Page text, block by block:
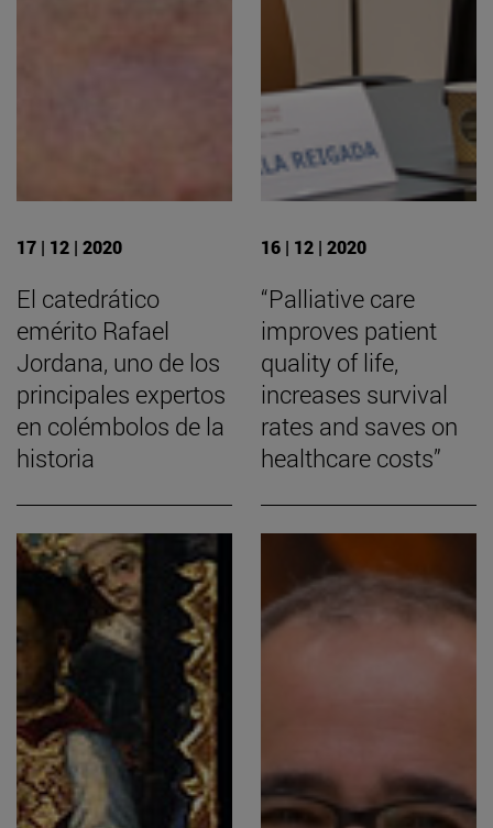
17 | 12 | 2020
El catedrático
emérito Rafael
Jordana, uno de los
principales expertos
en colémbolos de la
historia
16 | 12 | 2020
“Palliative care
improves patient
quality of life,
increases survival
rates and saves on
healthcare costs”